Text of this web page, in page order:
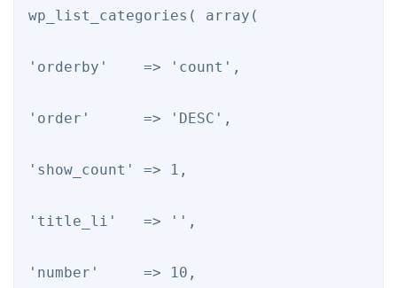
wp_list_categories( array(
'orderby'    => 'count',
'order'      => 'DESC',
'show_count' => 1,
'title_li'   => '',
'number'     => 10,